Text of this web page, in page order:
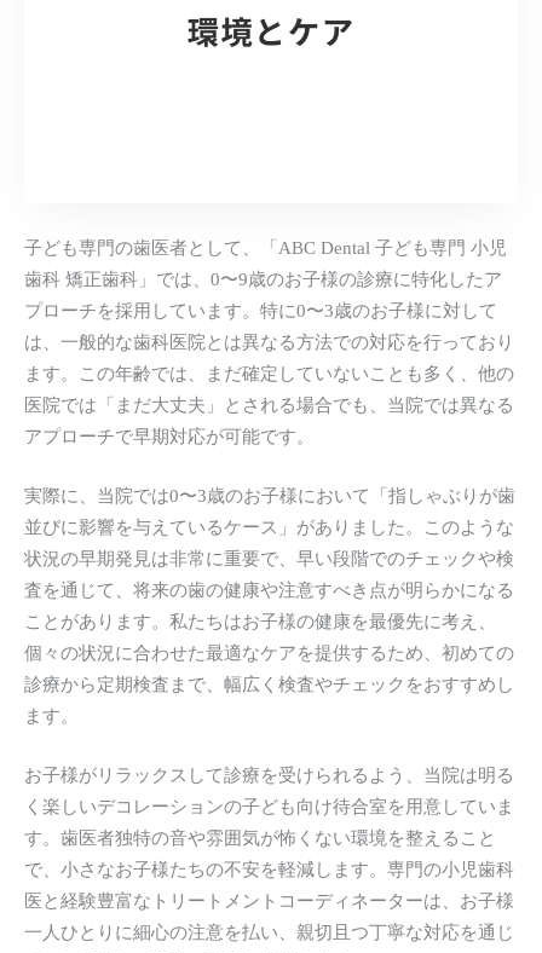
子ども専門の歯医者として、「ABC Dental 子ども専門 小児
歯科 矯正歯科」では、0〜9歳のお子様の診療に特化したア
プローチを採用しています。特に0〜3歳のお子様に対して
は、一般的な歯科医院とは異なる方法での対応を行っており
ます。この年齢では、まだ確定していないことも多く、他の
医院では「まだ大丈夫」とされる場合でも、当院では異なる
アプローチで早期対応が可能です。
実際に、当院では0〜3歳のお子様において「指しゃぶりが歯
並びに影響を与えているケース」がありました。このような
状況の早期発見は非常に重要で、早い段階でのチェックや検
査を通じて、将来の歯の健康や注意すべき点が明らかになる
ことがあります。私たちはお子様の健康を最優先に考え、
個々の状況に合わせた最適なケアを提供するため、初めての
診療から定期検査まで、幅広く検査やチェックをおすすめし
ます。
お子様がリラックスして診療を受けられるよう、当院は明る
く楽しいデコレーションの子ども向け待合室を用意していま
す。歯医者独特の音や雰囲気が怖くない環境を整えること
で、小さなお子様たちの不安を軽減します。専門の小児歯科
医と経験豊富なトリートメントコーディネーターは、お子様
一人ひとりに細心の注意を払い、親切且つ丁寧な対応を通じ